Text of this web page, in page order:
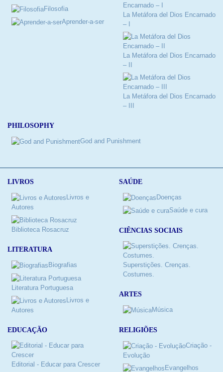
Filosofia
Aprender-a-ser
La Metáfora del Dios Encarnado
– I
La Metáfora del Dios Encarnado
– II
La Metáfora del Dios Encarnado
– III
PHILOSOPHY
God and Punishment
LIVROS
Livros e
Autores
Biblioteca Rosacruz
LITERATURA
Biografias
Literatura Portuguesa
Livros e
Autores
EDUCAÇÃO
Editorial - Educar para Crescer
SAÚDE
Doenças
Saúde e cura
CIÊNCIAS SOCIAIS
Superstições. Crenças.
Costumes.
ARTES
Música
RELIGIÕES
Criação -
Evolução
Evangelhos